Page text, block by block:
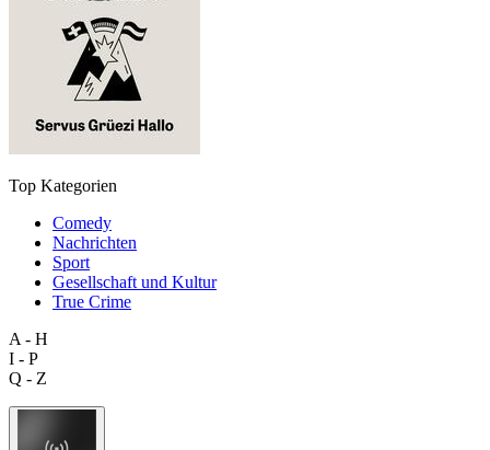
Top Kategorien
Comedy
Nachrichten
Sport
Gesellschaft und Kultur
True Crime
A - H
I - P
Q - Z